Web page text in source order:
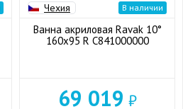
Чехия В наличии
Ванна акриловая Ravak 10°
160x95 R C841000000
69 019 ₽